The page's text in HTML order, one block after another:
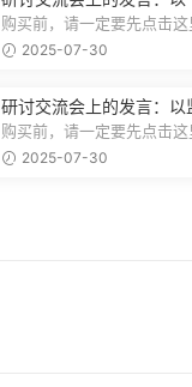
为纲,推动巡察工作高质
购买前，请一定要先点击
注，精彩模板每天推送预览
2025-07-30
研讨交流会上的发言：以
推动巡察工作高质量发展
购买前，请一定要先点击
注，精彩模板每天推送预览
2025-07-30